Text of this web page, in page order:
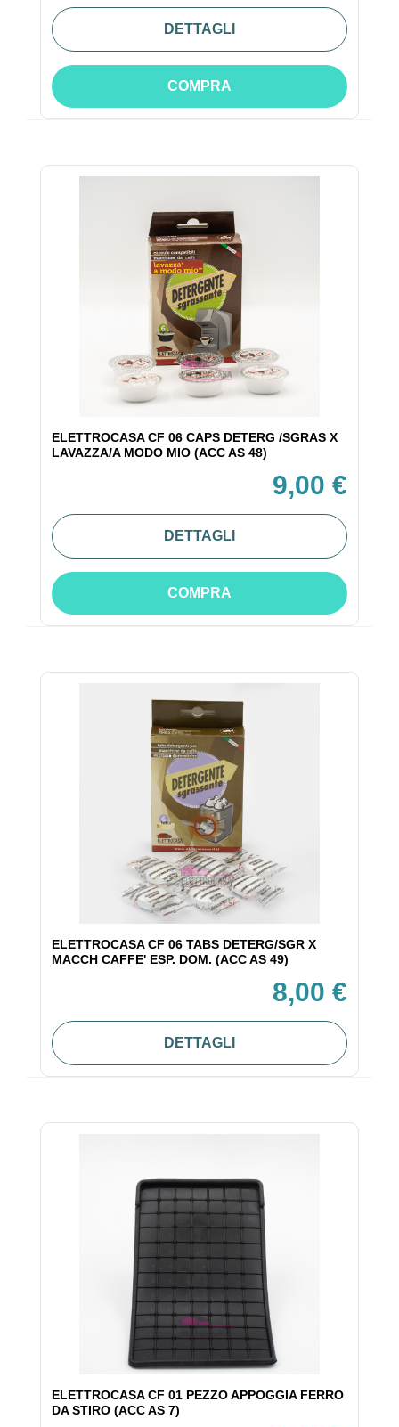
DETTAGLI
COMPRA
ELETTROCASA CF 06 CAPS DETERG /SGRAS X
LAVAZZA/A MODO MIO (ACC AS 48)
9,00 €
DETTAGLI
COMPRA
ELETTROCASA CF 06 TABS DETERG/SGR X
MACCH CAFFE' ESP. DOM. (ACC AS 49)
8,00 €
DETTAGLI
ELETTROCASA CF 01 PEZZO APPOGGIA FERRO
DA STIRO (ACC AS 7)